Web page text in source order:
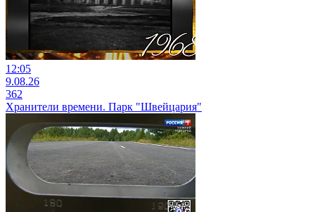
12:05
9.08.26
362
Хранители времени. Парк "Швейцария"